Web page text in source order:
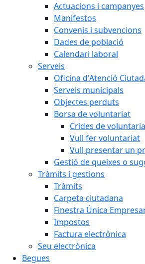
Actuacions i campanyes
Manifestos
Convenis i subvencions
Dades de població
Calendari laboral
Serveis
Oficina d'Atenció
Serveis municipals
Objectes perduts
Borsa de voluntariat
Crides de
Vull fer voluntariat
Vull presentar un
Gestió de queixes o
Tràmits i gestions
Tràmits
Carpeta ciutadana
Finestra Única
Impostos
Factura electrònica
Seu electrònica
Begues